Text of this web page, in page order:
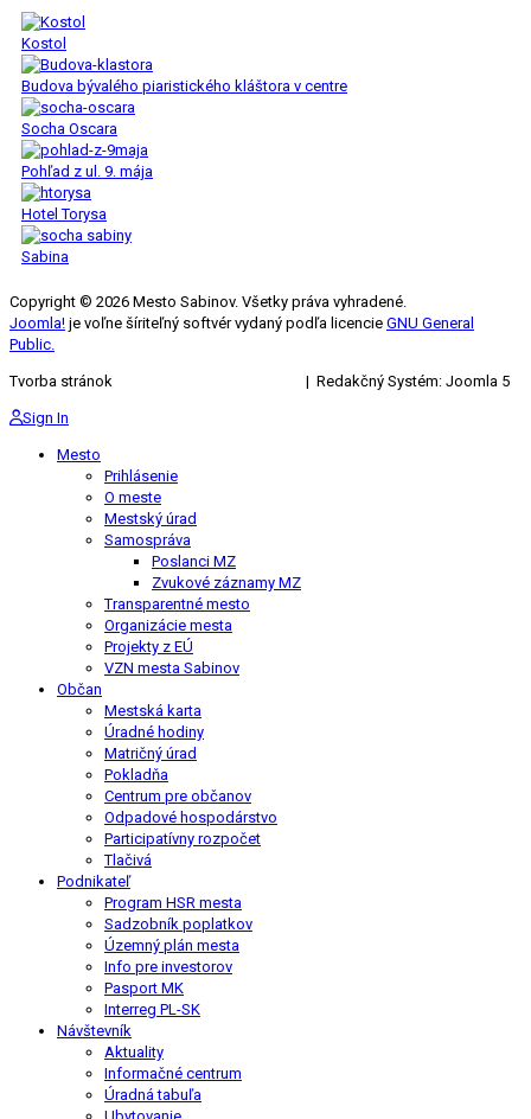
Kostol
Budova bývalého piaristického kláštora v centre
Socha Oscara
Pohľad z ul. 9. mája
Hotel Torysa
Sabina
Copyright © 2026 Mesto Sabinov. Všetky práva vyhradené.
Joomla! je voľne šíriteľný softvér vydaný podľa licencie GNU General
Public.
Tvorba stránok | Redakčný Systém: Joomla 5
Sign In
Mesto
Prihlásenie
O meste
Mestský úrad
Samospráva
Poslanci MZ
Zvukové záznamy MZ
Transparentné mesto
Organizácie mesta
Projekty z EÚ
VZN mesta Sabinov
Občan
Mestská karta
Úradné hodiny
Matričný úrad
Pokladňa
Centrum pre občanov
Odpadové hospodárstvo
Participatívny rozpočet
Tlačivá
Podnikateľ
Program HSR mesta
Sadzobník poplatkov
Územný plán mesta
Info pre investorov
Pasport MK
Interreg PL-SK
Návštevník
Aktuality
Informačné centrum
Úradná tabuľa